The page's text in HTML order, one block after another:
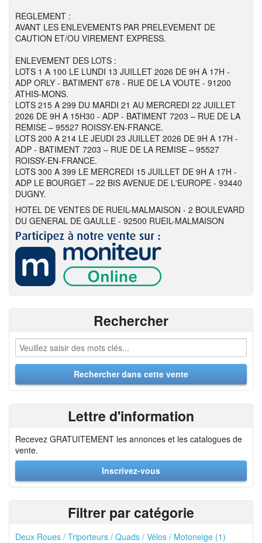
REGLEMENT :
AVANT LES ENLEVEMENTS PAR PRELEVEMENT DE
CAUTION ET/OU VIREMENT EXPRESS.
ENLEVEMENT DES LOTS :
LOTS 1 A 100 LE LUNDI 13 JUILLET 2026 DE 9H A 17H -
ADP ORLY - BATIMENT 678 - RUE DE LA VOUTE - 91200
ATHIS-MONS.
LOTS 215 A 299 DU MARDI 21 AU MERCREDI 22 JUILLET
2026 DE 9H A 15H30 - ADP - BATIMENT 7203 – RUE DE LA
REMISE – 95527 ROISSY-EN-FRANCE.
LOTS 200 A 214 LE JEUDI 23 JUILLET 2026 DE 9H A 17H -
ADP - BATIMENT 7203 – RUE DE LA REMISE – 95527
ROISSY-EN-FRANCE.
LOTS 300 A 399 LE MERCREDI 15 JUILLET DE 9H A 17H -
ADP LE BOURGET – 22 BIS AVENUE DE L'EUROPE - 93440
DUGNY.
HOTEL DE VENTES DE RUEIL-MALMAISON - 2 BOULEVARD
DU GENERAL DE GAULLE - 92500 RUEIL-MALMAISON
Rechercher
Lettre d'information
Recevez GRATUITEMENT les annonces et les catalogues de
vente.
Inscrivez-vous
Filtrer par catégorie
Deux Roues / Triporteurs / Quads / Vélos / Motoneige (1)